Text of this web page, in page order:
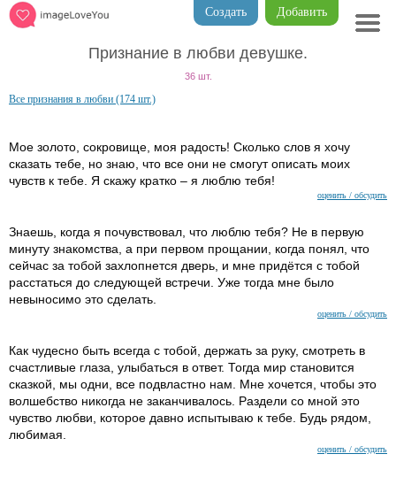
Добавить
Создать
Признание в любви девушке.
36 шт.
Все признания в любви (174 шт.)
Мое золото, сокровище, моя радость! Сколько слов я хочу
сказать тебе, но знаю, что все они не смогут описать моих
чувств к тебе. Я скажу кратко – я люблю тебя!
оценить / обсудить
Знаешь, когда я почувствовал, что люблю тебя? Не в первую
минуту знакомства, а при первом прощании, когда понял, что
сейчас за тобой захлопнется дверь, и мне придётся с тобой
расстаться до следующей встречи. Уже тогда мне было
невыносимо это сделать.
оценить / обсудить
Как чудесно быть всегда с тобой, держать за руку, смотреть в
счастливые глаза, улыбаться в ответ. Тогда мир становится
сказкой, мы одни, все подвластно нам. Мне хочется, чтобы это
волшебство никогда не заканчивалось. Раздели со мной это
чувство любви, которое давно испытываю к тебе. Будь рядом,
любимая.
оценить / обсудить